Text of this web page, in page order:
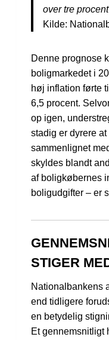
over tre
Kilde:
Denne prognose
boligmarkedet i
høj inflation førte
6,5 procent.
op igen,
stadig er dyrere
sammenlignet
skyldes blandt
af boligkøbernes
boligudgifter – er
STIGER
Nationalbankens
end tidligere
en betydelig
Et gennemsnitligt